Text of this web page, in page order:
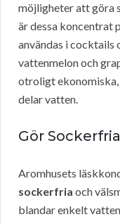
möjligheter att göra
är dessa koncentrat
användas i cocktails
vattenmelon och
otroligt ekonomiska,
delar vatten.
Gör
Aromhusets
sockerfria och
blandar enkelt